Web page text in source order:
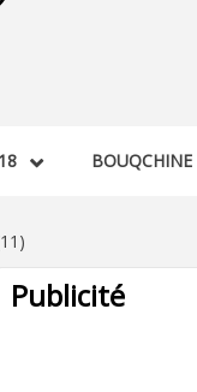
BOUQCHINE
Publicité